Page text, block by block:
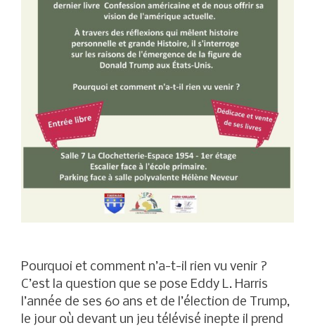
Pourquoi et comment n’a-t-il rien vu venir ?
C’est la question que se pose Eddy L. Harris
l’année de ses 60 ans et de l’élection de Trump,
le jour où devant un jeu télévisé inepte il prend